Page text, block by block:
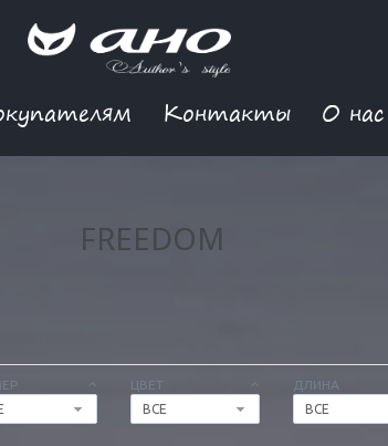
Контакты О нас
FREEDOM
ЦВЕТ
ВСЕ
ДЛИНА
ВСЕ